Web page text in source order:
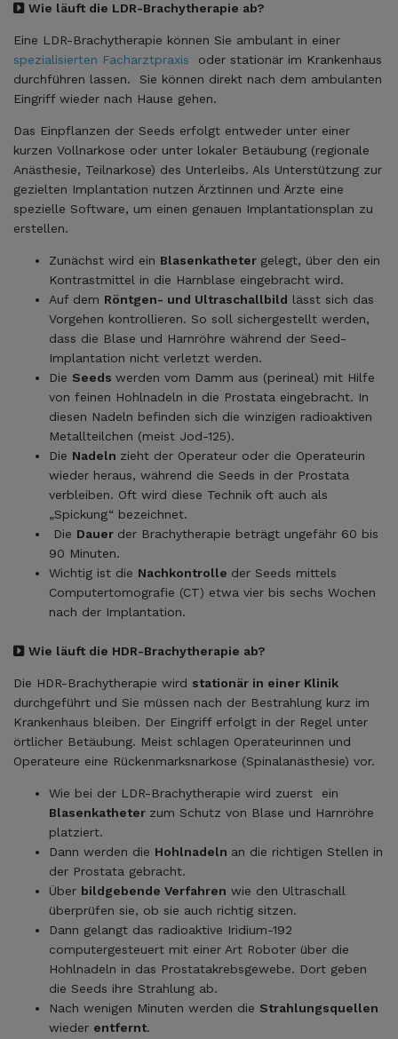
Wie läuft die LDR-Brachytherapie ab?
Eine LDR-Brachytherapie können Sie ambulant in einer
spezialisierten Facharztpraxis oder stationär im Krankenhaus
durchführen lassen. Sie können direkt nach dem ambulanten
Eingriff wieder nach Hause gehen.
Das Einpflanzen der Seeds erfolgt entweder unter einer
kurzen Vollnarkose oder unter lokaler Betäubung (regionale
Anästhesie, Teilnarkose) des Unterleibs. Als Unterstützung zur
gezielten Implantation nutzen Ärztinnen und Ärzte eine
spezielle Software, um einen genauen Implantationsplan zu
erstellen.
Zunächst wird ein Blasenkatheter gelegt, über den ein
Kontrastmittel in die Harnblase eingebracht wird.
Auf dem Röntgen- und Ultraschallbild lässt sich das
Vorgehen kontrollieren. So soll sichergestellt werden,
dass die Blase und Harnröhre während der Seed-
Implantation nicht verletzt werden.
Die Seeds werden vom Damm aus (perineal) mit Hilfe
von feinen Hohlnadeln in die Prostata eingebracht. In
diesen Nadeln befinden sich die winzigen radioaktiven
Metallteilchen (meist Jod-125).
Die Nadeln zieht der Operateur oder die Operateurin
wieder heraus, während die Seeds in der Prostata
verbleiben. Oft wird diese Technik oft auch als
„Spickung“ bezeichnet.
Die Dauer der Brachytherapie beträgt ungefähr 60 bis
90 Minuten.
Wichtig ist die Nachkontrolle der Seeds mittels
Computertomografie (CT) etwa vier bis sechs Wochen
nach der Implantation.
Wie läuft die HDR-Brachytherapie ab?
Die HDR-Brachytherapie wird stationär in einer Klinik
durchgeführt und Sie müssen nach der Bestrahlung kurz im
Krankenhaus bleiben. Der Eingriff erfolgt in der Regel unter
örtlicher Betäubung. Meist schlagen Operateurinnen und
Operateure eine Rückenmarksnarkose (Spinalanästhesie) vor.
Wie bei der LDR-Brachytherapie wird zuerst ein
Blasenkatheter zum Schutz von Blase und Harnröhre
platziert.
Dann werden die Hohlnadeln an die richtigen Stellen in
der Prostata gebracht.
Über bildgebende Verfahren wie den Ultraschall
überprüfen sie, ob sie auch richtig sitzen.
Dann gelangt das radioaktive Iridium-192
computergesteuert mit einer Art Roboter über die
Hohlnadeln in das Prostatakrebsgewebe. Dort geben
die Seeds ihre Strahlung ab.
Nach wenigen Minuten werden die Strahlungsquellen
wieder entfernt.